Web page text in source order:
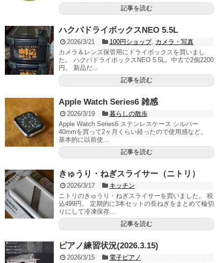
記事を読む
ハクバドライボックスNEO 5.5L
2026/3/21 100円ショップ, カメラ・写真
カメラ＆レンズ保管用にドライボックスを買いまし
た。 ハクバドライボックスNEO 5.5L。中古で2個2200
円。 新品だ...
記事を読む
Apple Watch Series6 雑感
2026/3/19
暮らしの散歩
Apple Watch Series6 ステンレスケース シルバー
40mmを買って2ヶ月くらい経ったので使用感など。
基本的に以前使...
記事を読む
きゅうり・ねぎスライサー（ニトリ）
2026/3/17
キッチン
ニトリのきゅうり・ねぎスライサーを買いました。 税
込499円。 定期的に3本セットの長ねぎをまとめて輪切
りにして冷凍保存...
記事を読む
ピアノ練習状況(2026.3.15)
2026/3/15
電子ピアノ